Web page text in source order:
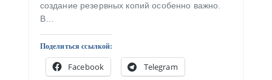
создание резервных копий особенно важно.
В…
Поделиться ссылкой:
Facebook Telegram